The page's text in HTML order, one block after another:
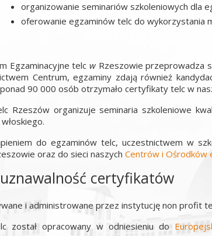
organizowanie seminariów szkoleniowych dla
oferowanie egzaminów telc do wykorzystania
Egzaminacyjne telc w Rzeszowie przeprowadza
Centrum, egzaminy zdają również
90 000 osób otrzymało certyfikaty telc w
Rzeszów organizuje seminaria szkoleniowe
do egzaminów telc, uczestnictwem w
oraz do sieci naszych Centrów i Ośrodków
uznawalność certyfikatów
i administrowane przez instytucję non profit
został opracowany w odniesieniu do